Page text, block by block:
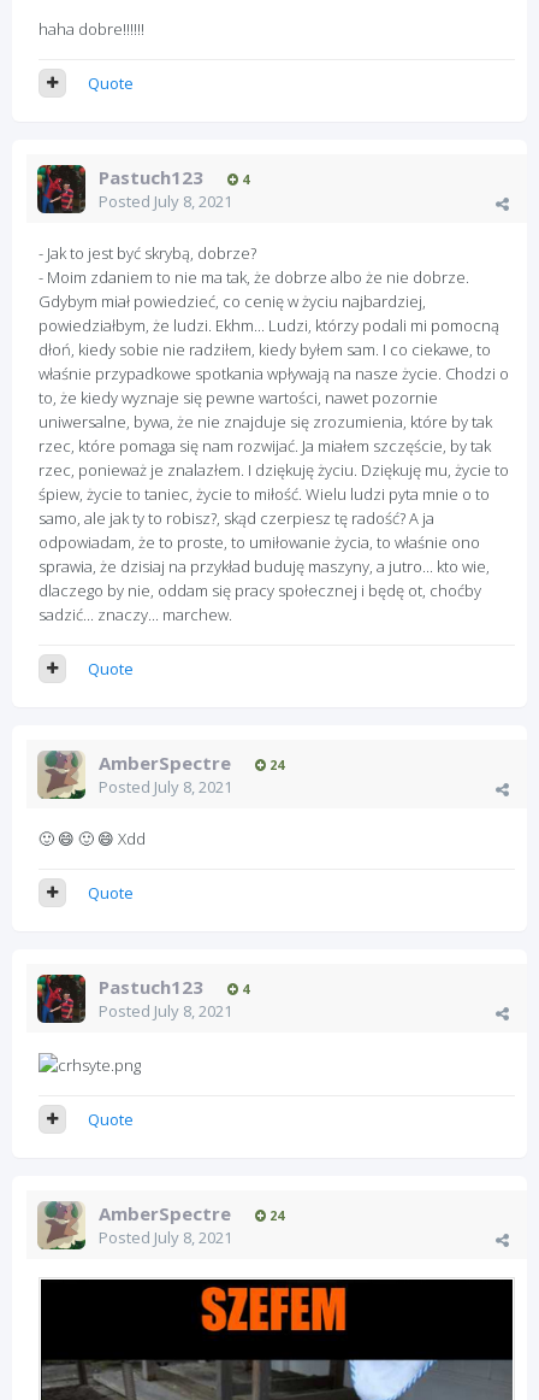
haha dobre!!!!!!
Quote
Pastuch123 4
Posted July 8, 2021
- Jak to jest być skrybą, dobrze?
- Moim zdaniem to nie ma tak, że dobrze albo że nie dobrze.
Gdybym miał powiedzieć, co cenię w życiu najbardziej,
powiedziałbym, że ludzi. Ekhm... Ludzi, którzy podali mi pomocną
dłoń, kiedy sobie nie radziłem, kiedy byłem sam. I co ciekawe, to
właśnie przypadkowe spotkania wpływają na nasze życie. Chodzi o
to, że kiedy wyznaje się pewne wartości, nawet pozornie
uniwersalne, bywa, że nie znajduje się zrozumienia, które by tak
rzec, które pomaga się nam rozwijać. Ja miałem szczęście, by tak
rzec, ponieważ je znalazłem. I dziękuję życiu. Dziękuję mu, życie to
śpiew, życie to taniec, życie to miłość. Wielu ludzi pyta mnie o to
samo, ale jak ty to robisz?, skąd czerpiesz tę radość? A ja
odpowiadam, że to proste, to umiłowanie życia, to właśnie ono
sprawia, że dzisiaj na przykład buduję maszyny, a jutro... kto wie,
dlaczego by nie, oddam się pracy społecznej i będę ot, choćby
sadzić... znaczy... marchew.
Quote
AmberSpectre 24
Posted July 8, 2021
🙂 😄 🙂 😄 Xdd
Quote
Pastuch123 4
Posted July 8, 2021
Quote
AmberSpectre 24
Posted July 8, 2021